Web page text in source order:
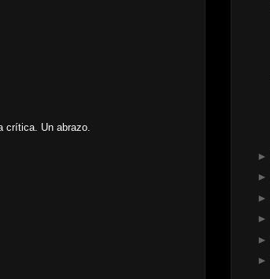
crítica. Un abrazo.
►
►
►
►
►
►